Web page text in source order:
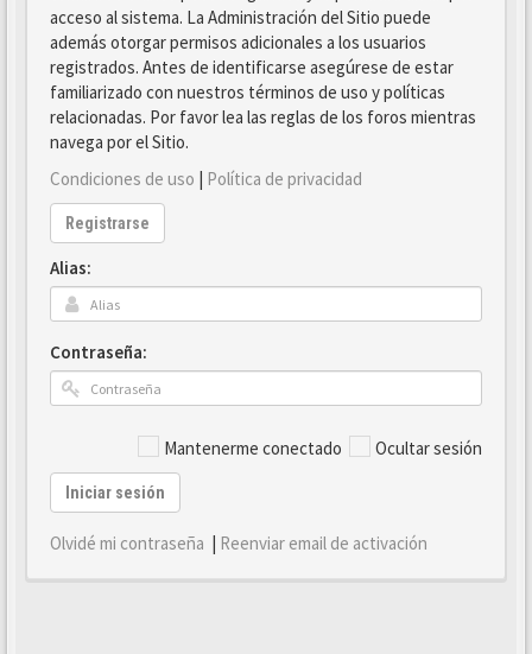
acceso al sistema. La Administración del Sitio puede
además otorgar permisos adicionales a los usuarios
registrados. Antes de identificarse asegúrese de estar
familiarizado con nuestros términos de uso y políticas
relacionadas. Por favor lea las reglas de los foros mientras
navega por el Sitio.
Condiciones de uso | Política de privacidad
Registrarse
Alias:
Contraseña:
Mantenerme conectado Ocultar sesión
Iniciar sesión
Olvidé mi contraseña | Reenviar email de activación